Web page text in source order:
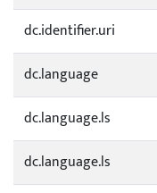
dc.identifier.uri
dc.language
dc.language.ls
dc.language.ls